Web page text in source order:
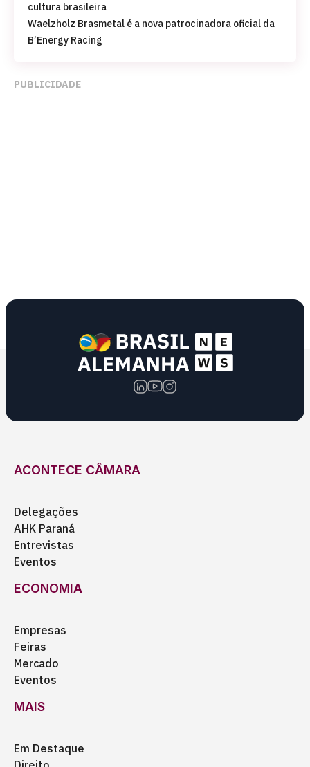
cultura brasileira
Waelzholz Brasmetal é a nova patrocinadora oficial da
B’Energy Racing
PUBLICIDADE
ACONTECE CÂMARA
Delegações
AHK Paraná
Entrevistas
Eventos
ECONOMIA
Empresas
Feiras
Mercado
Eventos
MAIS
Em Destaque